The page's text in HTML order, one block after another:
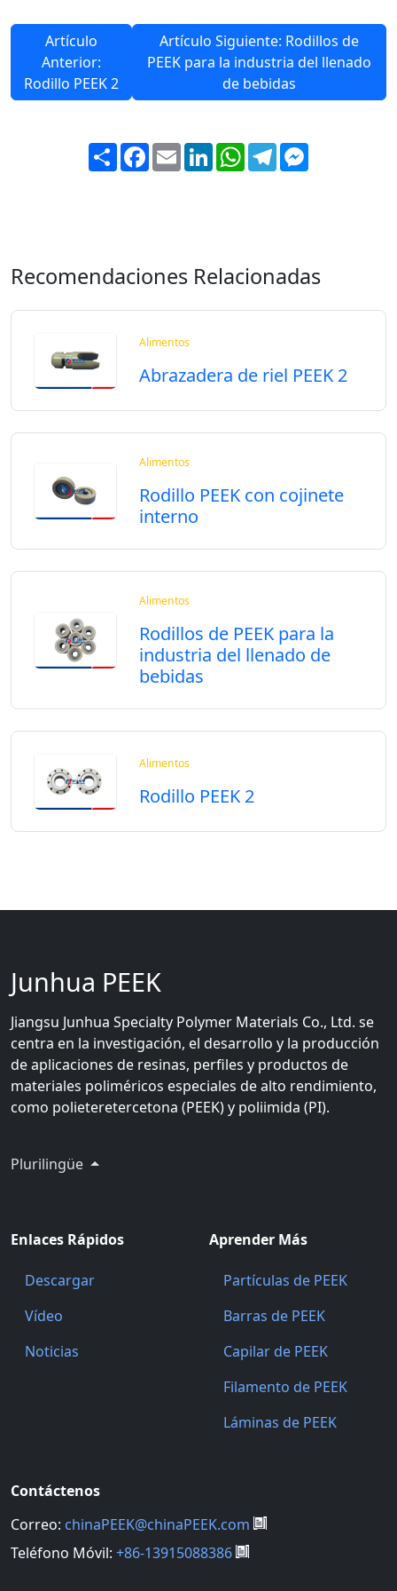
Artículo
Anterior:
Rodillo PEEK 2
Artículo Siguiente: Rodillos de
PEEK para la industria del llenado
de bebidas
ShareFacebook
EmailLinkedInWhatsApp
Telegram
Recomendaciones Relacionadas
Alimentos
Abrazadera de riel PEEK 2
Alimentos
Rodillo PEEK con cojinete
interno
Alimentos
Rodillos de PEEK para la
industria del llenado de
bebidas
Alimentos
Rodillo PEEK 2
Junhua PEEK
Jiangsu Junhua Specialty Polymer Materials Co., Ltd. se
centra en la investigación, el desarrollo y la producción
de aplicaciones de resinas, perfiles y productos de
materiales poliméricos especiales de alto rendimiento,
como polieteretercetona (PEEK) y poliimida (PI).
Plurilingüe
Enlaces Rápidos
Descargar
Vídeo
Noticias
Aprender Más
Partículas de PEEK
Barras de PEEK
Capilar de PEEK
Filamento de PEEK
Láminas de PEEK
Contáctenos
Correo: chinaPEEK@chinaPEEK.com
Teléfono Móvil: +86-13915088386